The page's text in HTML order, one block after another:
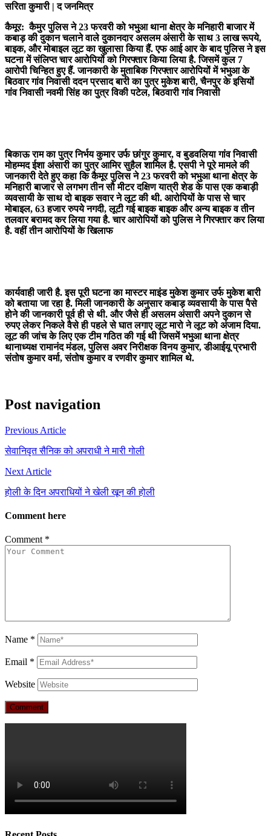
सरिता कुमारी | द जनमित्र
कैमूर: कैमुर पुलिस ने 23 फरवरी को भभुआ थाना क्षेत्र के मनिहारी बाजार में
कबाड़ की दुकान चलाने वाले दुकानदार असलम अंसारी के साथ 3 लाख रूपये,
बाइक, और मोबाइल लूट का खुलासा किया हैं. एफ आई आर के बाद पुलिस ने इस
घटना में संलिप्त चार आरोपियों को गिरफ्तार किया लिया है. जिसमें कुल 7
आरोपी चिन्हित हुए हैं. जानकारी के मुताबिक गिरफ्तार आरोपियों में भभुआ के
बिठवार गांव निवासी ददन प्रसाद बारी का पुत्र मुकेश बारी, चैनपुर के इसियों
गांव निवासी नवमी सिंह का पुत्र विकी पटेल, बिठवारी गांव निवासी
बिकाऊ राम का पुत्र निर्भय कुमार उर्फ छांगुर कुमार, व बुडवलिया गांव निवासी
मोहम्मद ईशा अंसारी का पुत्र आमिर सुहैल शामिल है. एसपी ने पूरे मामले की
जानकारी देते हुए कहा कि कैमूर पुलिस ने 23 फरवरी को भभुआ थाना क्षेत्र के
मनिहारी बाजार से लगभग तीन सौ मीटर दक्षिण यात्री शेड के पास एक कबाड़ी
व्यवसायी के साथ दो बाइक सवार ने लूट की थी. आरोपियों के पास से चार
मोबाइल, 63 हजार रुपये नगदी, लूटी गई बाइक बाइक और अन्य बाइक व तीन
तलवार बरामद कर लिया गया है. चार आरोपियों को पुलिस ने गिरफ्तार कर लिया
है. वहीं तीन आरोपियों के खिलाफ
कार्यवाही जारी है. इस पूरी घटना का मास्टर माइंड मुकेश कुमार उर्फ मुकेश बारी
को बताया जा रहा है. मिली जानकारी के अनुसार कबाड़ व्यवसायी के पास पैसे
होने की जानकारी पूर्व ही से थी. और जैसे ही असलम अंसारी अपने दुकान से
रुपए लेकर निकले वैसे ही पहले से घात लगाए लूट मारो ने लूट को अंजाम दिया.
लूट की जांच के लिए एक टीम गठित की गई थी जिसमें भभुआ थाना क्षेत्र
थानाध्यक्ष रामानंद मंडल, पुलिस अवर निरीक्षक विनय कुमार, डीआईयू प्रभारी
संतोष कुमार वर्मा, संतोष कुमार व रणवीर कुमार शामिल थे.
Post navigation
Previous Article
सेवानिवृत सैनिक को अपराधी ने मारी गोली
Next Article
होली के दिन अपराधियों ने खेली खून की होली
Comment here
Comment *
Name *
Email *
Website